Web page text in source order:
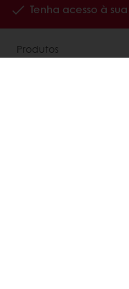
Tenha acesso à
Produtos